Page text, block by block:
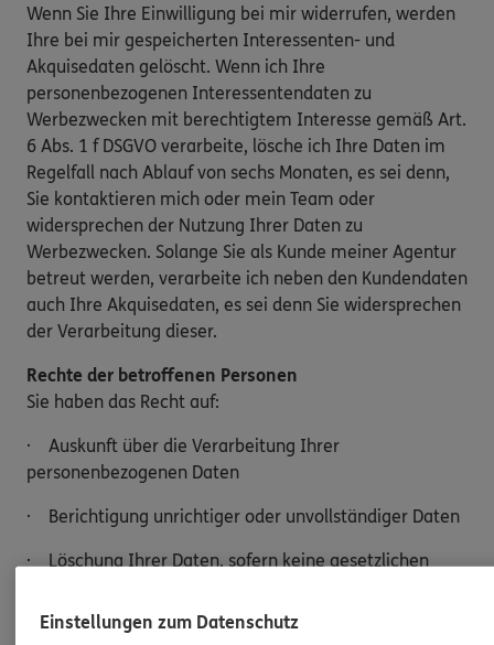
Wenn Sie Ihre Einwilligung bei mir widerrufen, werden
Ihre bei mir gespeicherten Interessenten- und
Akquisedaten gelöscht. Wenn ich Ihre
personenbezogenen Interessentendaten zu
Werbezwecken mit berechtigtem Interesse gemäß Art.
6 Abs. 1 f DSGVO verarbeite, lösche ich Ihre Daten im
Regelfall nach Ablauf von sechs Monaten, es sei denn,
Sie kontaktieren mich oder mein Team oder
widersprechen der Nutzung Ihrer Daten zu
Werbezwecken. Solange Sie als Kunde meiner Agentur
betreut werden, verarbeite ich neben den Kundendaten
auch Ihre Akquisedaten, es sei denn Sie widersprechen
der Verarbeitung dieser.
Rechte der betroffenen Personen
Sie haben das Recht auf:
· Auskunft über die Verarbeitung Ihrer
personenbezogenen Daten
· Berichtigung unrichtiger oder unvollständiger Daten
· Löschung Ihrer Daten, sofern keine gesetzlichen
· Einschränkung der Verarbeitung
Einstellungen zum Datenschutz